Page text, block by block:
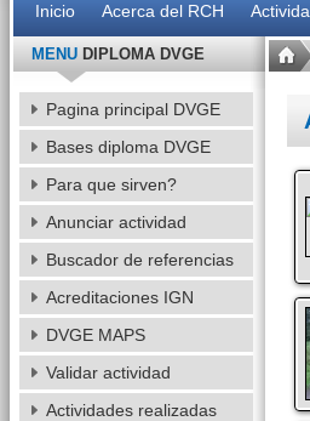
Inicio Acerca del RCH
MENUDIPLOMA DVGE
Pagina principal DVGE
Bases diploma DVGE
Para que sirven?
Anunciar actividad
Buscador de referencias
Acreditaciones IGN
DVGE MAPS
Validar actividad
Actividades realizadas